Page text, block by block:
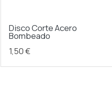
Disco Corte Acero
Bombeado
1,50 €